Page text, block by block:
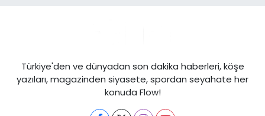
Türkiye'den ve dünyadan son dakika haberleri, köşe
yazıları, magazinden siyasete, spordan seyahate her
konuda Flow!